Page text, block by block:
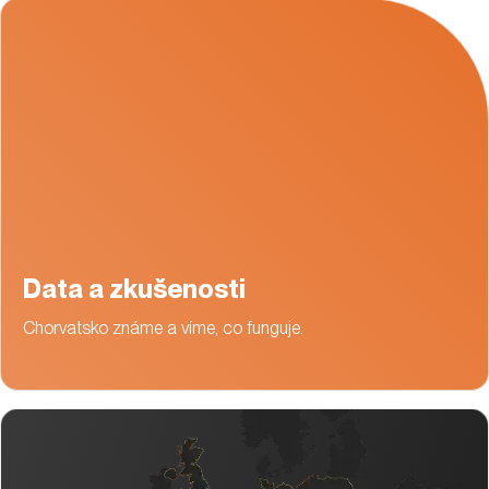
Data a zkušenosti
Chorvatsko známe a víme, co funguje.